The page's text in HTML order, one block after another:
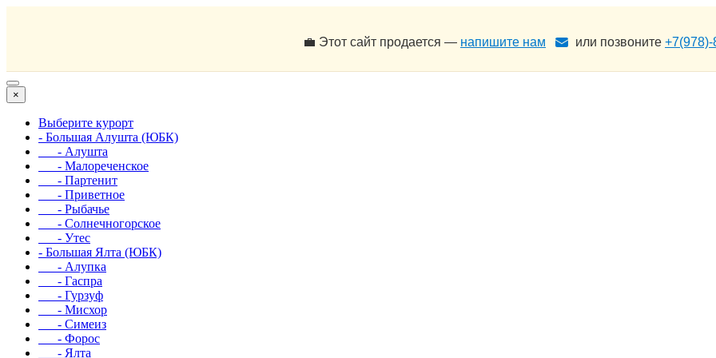
💼 Этот сайт продается — напишите нам или позвоните
×
Выберите курорт
- Большая Алушта (ЮБК)
- Алушта
- Малореченское
- Партенит
- Приветное
- Рыбачье
- Солнечногорское
- Утес
- Большая Ялта (ЮБК)
- Алупка
- Гаспра
- Гурзуф
- Мисхор
- Симеиз
- Форос
- Ялта